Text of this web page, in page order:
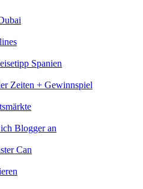
Spanien
Zeiten + Gewinnspiel
Blogger an
Can